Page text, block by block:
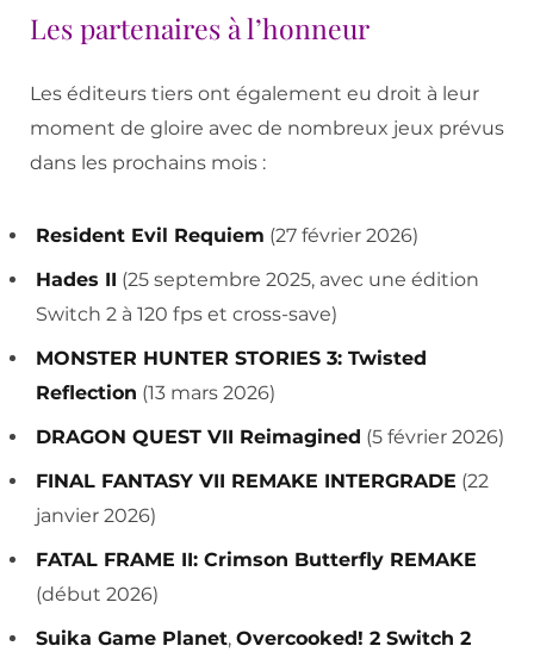
Les partenaires à l’honneur
Les éditeurs tiers ont également eu droit à leur
moment de gloire avec de nombreux jeux prévus
dans les prochains mois :
Resident Evil Requiem (27 février 2026)
Hades II (25 septembre 2025, avec une édition
Switch 2 à 120 fps et cross-save)
MONSTER HUNTER STORIES 3: Twisted
Reflection (13 mars 2026)
DRAGON QUEST VII Reimagined (5 février 2026)
FINAL FANTASY VII REMAKE INTERGRADE (22
janvier 2026)
FATAL FRAME II: Crimson Butterfly REMAKE
(début 2026)
Suika Game Planet, Overcooked! 2 Switch 2